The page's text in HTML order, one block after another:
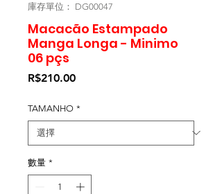
庫存單位： DG00047
Macacão Estampado
Manga Longa - Minimo
06 pçs
R$210.00價
TAMANHO *
數量 *